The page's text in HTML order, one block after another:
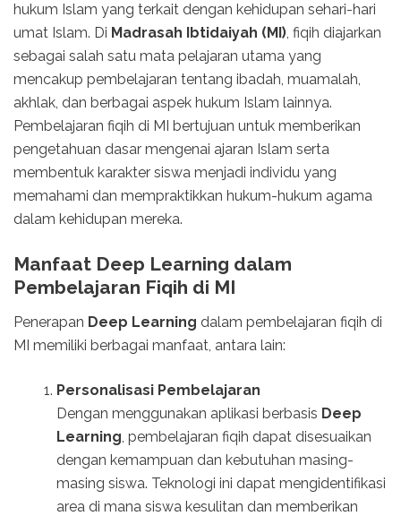
hukum Islam yang terkait dengan kehidupan sehari-hari
umat Islam. Di Madrasah Ibtidaiyah (MI), fiqih diajarkan
sebagai salah satu mata pelajaran utama yang
mencakup pembelajaran tentang ibadah, muamalah,
akhlak, dan berbagai aspek hukum Islam lainnya.
Pembelajaran fiqih di MI bertujuan untuk memberikan
pengetahuan dasar mengenai ajaran Islam serta
membentuk karakter siswa menjadi individu yang
memahami dan mempraktikkan hukum-hukum agama
dalam kehidupan mereka.
Manfaat Deep Learning dalam
Pembelajaran Fiqih di MI
Penerapan Deep Learning dalam pembelajaran fiqih di
MI memiliki berbagai manfaat, antara lain:
Personalisasi Pembelajaran
Dengan menggunakan aplikasi berbasis Deep
Learning , pembelajaran fiqih dapat disesuaikan
dengan kemampuan dan kebutuhan masing-
masing siswa. Teknologi ini dapat mengidentifikasi
area di mana siswa kesulitan dan memberikan